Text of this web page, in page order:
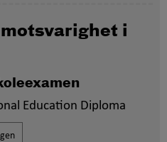
i
Education Diploma